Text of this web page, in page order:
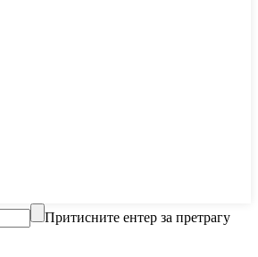
Притисните ентер за претрагу